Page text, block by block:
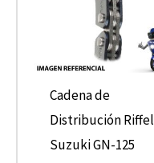
Cadena de
Distribución Riffel
Suzuki GN-125